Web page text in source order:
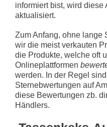
informiert bist, wird diese
aktualisiert.
Zum Anfang, ohne lange
wir die meist verkauten
die Produkte, welche oft
Onlineplattformen
werden. In der Regel
Sternebwertungen auf
diese Bewertungen zb.
Händlers.